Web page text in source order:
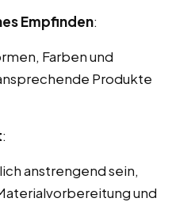
Empfinden:
Farben und
Produkte
:
anstrengend sein,
und